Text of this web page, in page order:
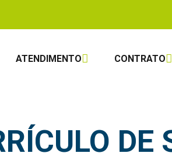
ATENDIMENTO CONTRATO
DE